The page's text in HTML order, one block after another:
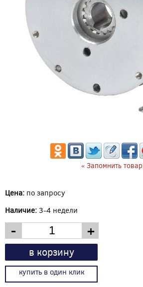
« Запомнить товар
Цена: по запросу
Наличие: 3-4 недели
- +
в корзину
купить в один клик